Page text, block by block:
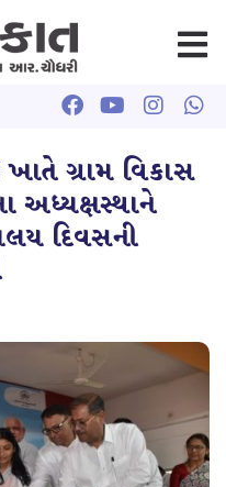
ગ્રામ વિકાસ
અધ્યક્ષસ્થાને
દિવસની